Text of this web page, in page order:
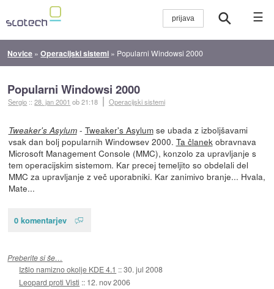
☰
Novice »Operacijski sistemi » Popularni Windowsi 2000
Popularni Windowsi 2000
Sergio ::28. jan 2001 ob 21:18 Operacijski sistemi
Tweaker's Asylum- Tweaker's Asylumse ubada z izboljšavami
vsak dan bolj popularnih Windowsev 2000. Ta članek obravnava
Microsoft Management Console (MMC), konzolo za upravljanje s
tem operacijskim sistemom. Kar precej temeljito so obdelali del
MMC za upravljanje z več uporabniki. Kar zanimivo branje... Hvala,
Mate...
0 komentarjev
Preberite si še…
Izšlo namizno okolje KDE 4.1 ::30. jul 2008
Leopard proti Visti :: 12. nov 2006